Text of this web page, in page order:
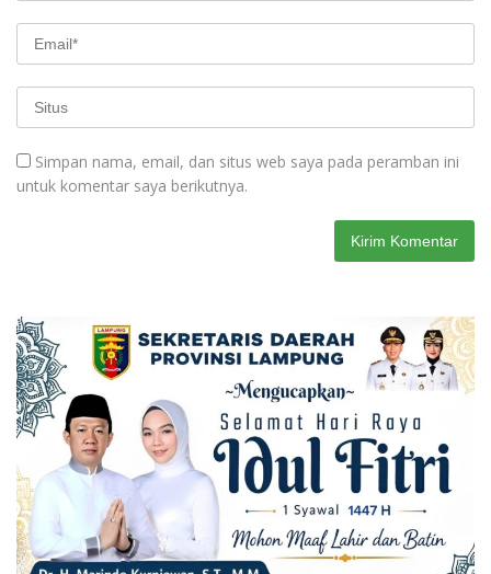
Simpan nama, email, dan situs web saya pada peramban ini
untuk komentar saya berikutnya.